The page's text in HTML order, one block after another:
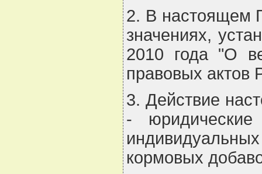
2. В настоящем
значениях,
2010 года "О
правовых актов
3. Действие
-
кормовых